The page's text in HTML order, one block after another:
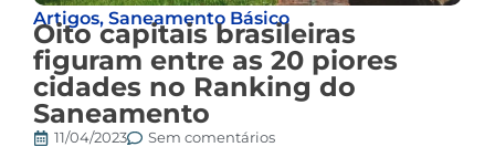
Artigos, Saneamento Básico
Oito capitais brasileiras
figuram entre as 20 piores
cidades no Ranking do
Saneamento
11/04/2023 Sem comentários